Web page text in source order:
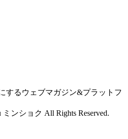
するウェブマガジン&プラットフ
ンショク All Rights Reserved.